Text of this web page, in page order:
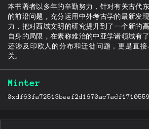
本书著者以多年的辛勤努力，针对有关古代
的前沿问题，充分运用中外考古学的最新发
力，把对西域文明的研究提升到了一个新的
自身的局限，在素称难治的中亚学诸领域有
还涉及印欧人的分布和迁徙问题，更是直
关。
Minter